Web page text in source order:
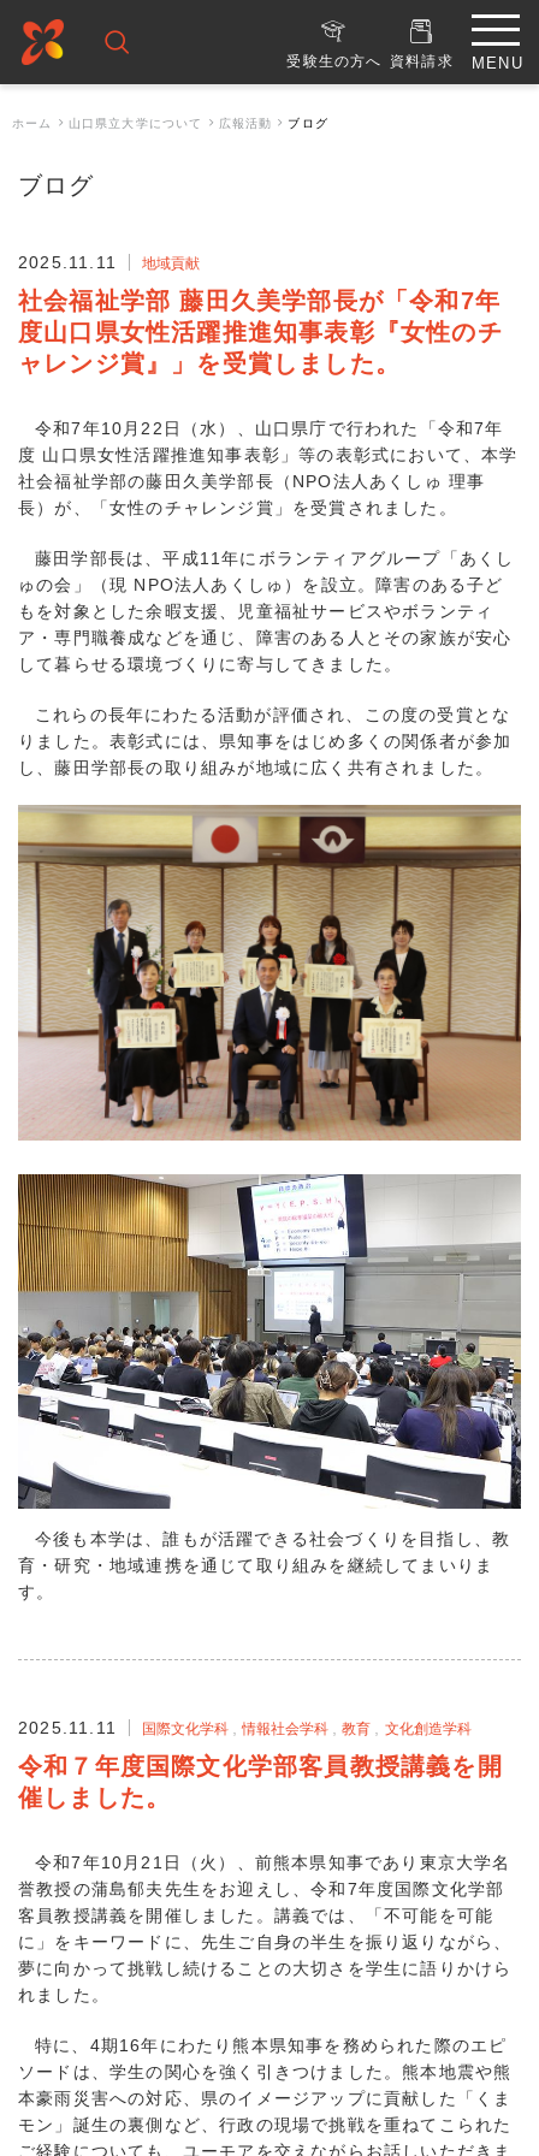
受験生の方へ 資料請求
ホーム 山口県立大学について 広報活動 ブログ
ブログ
2025.11.11 地域貢献
社会福祉学部 藤田久美学部長が「令和7年
度山口県女性活躍推進知事表彰『女性のチ
ャレンジ賞』」を受賞しました。
令和7年10月22日（水）、山口県庁で行われた「令和7年
度 山口県女性活躍推進知事表彰」等の表彰式において、本学
社会福祉学部の藤田久美学部長（NPO法人あくしゅ 理事
長）が、「女性のチャレンジ賞」を受賞されました。
藤田学部長は、平成11年にボランティアグループ「あくし
ゅの会」（現 NPO法人あくしゅ）を設立。障害のある子ど
もを対象とした余暇支援、児童福祉サービスやボランティ
ア・専門職養成などを通じ、障害のある人とその家族が安心
して暮らせる環境づくりに寄与してきました。
これらの長年にわたる活動が評価され、この度の受賞とな
りました。表彰式には、県知事をはじめ多くの関係者が参加
し、藤田学部長の取り組みが地域に広く共有されました。
今後も本学は、誰もが活躍できる社会づくりを目指し、教
育・研究・地域連携を通じて取り組みを継続してまいりま
す。
2025.11.11 国際文化学科 情報社会学科 教育 文化創造学科
令和７年度国際文化学部客員教授講義を開
催しました。
令和7年10月21日（火）、前熊本県知事であり東京大学名
誉教授の蒲島郁夫先生をお迎えし、令和7年度国際文化学部
客員教授講義を開催しました。講義では、「不可能を可能
に」をキーワードに、先生ご自身の半生を振り返りながら、
夢に向かって挑戦し続けることの大切さを学生に語りかけら
れました。
特に、4期16年にわたり熊本県知事を務められた際のエピ
ソードは、学生の関心を強く引きつけました。熊本地震や熊
本豪雨災害への対応、県のイメージアップに貢献した「くま
モン」誕生の裏側など、行政の現場で挑戦を重ねてこられた
ご経験についても、ユーモアを交えながらお話しいただきま